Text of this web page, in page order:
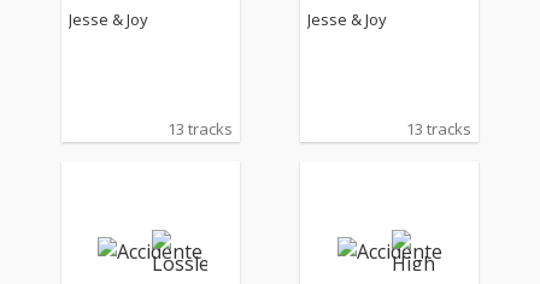
Jesse & Joy
13 tracks
Jesse & Joy
13 tracks